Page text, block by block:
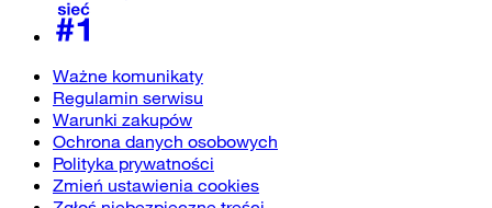
Ważne komunikaty
Regulamin serwisu
Warunki zakupów
Ochrona danych osobowych
Polityka prywatności
Zmień ustawienia cookies